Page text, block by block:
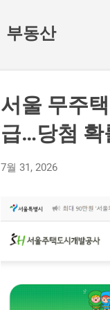
부동산
서울 무주
급…당첨 확
7월 31, 2026